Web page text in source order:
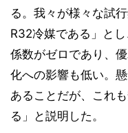
る。我々が様々な試
R32冷媒である」と
係数がゼロであり、
化への影響も低い。
あることだが、これ
る」と説明した。